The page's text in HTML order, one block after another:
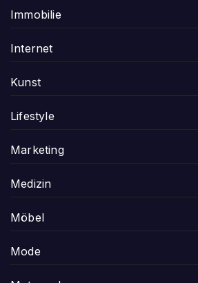
Immobilie
Internet
Kunst
Lifestyle
Marketing
Medizin
Möbel
Mode